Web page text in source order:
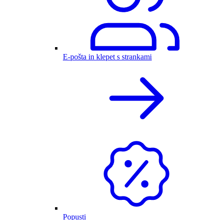
E-pošta in klepet s strankami
Popusti